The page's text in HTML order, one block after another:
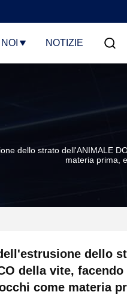
NOTIZIE
dello strato dell'ANIMALE
materia prima,
dello
della vite, facendo
come materia